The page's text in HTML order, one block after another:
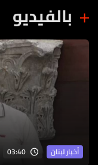
بالفيديو
أخبار لبنان 03:40